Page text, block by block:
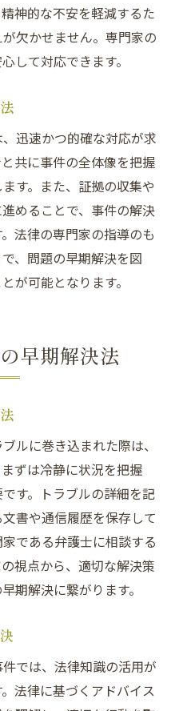
神的な不安を軽減するた
欠かせません。専門家の
して対応できます。
迅速かつ的確な対応が求
共に事件の全体像を把握
す。また、証拠の収集や
めることで、事件の解決
法律の専門家の指導のも
、問題の早期解決を図
が可能となります。
早期解決法
ルに巻き込まれた際は、
ずは冷静に状況を把握
す。トラブルの詳細を記
書や通信履歴を保存して
である弁護士に相談する
視点から、適切な解決策
期解決に繋がります。
では、法律知識の活用が
法律に基づくアドバイス